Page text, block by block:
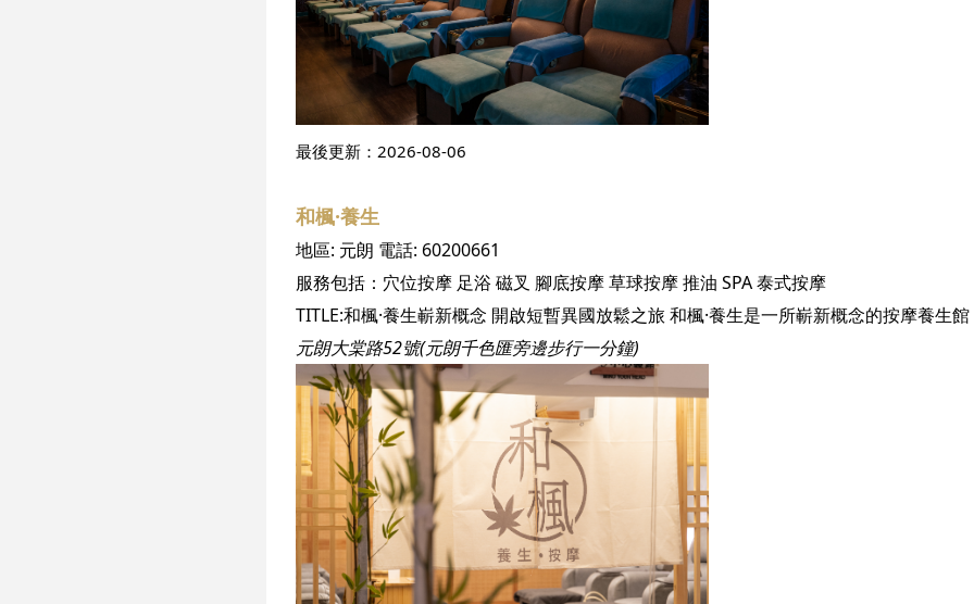
最後更新： 2026-08-06
和楓·養生
地區: 元朗 電話: 60200661
服務包括： 穴位按摩 足浴 磁叉 腳底按摩草球按摩推油 SPA泰式按摩
元朗大棠路52號(元朗千色匯旁邊步行一分鐘)